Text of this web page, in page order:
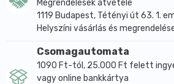
Megrendelések átvétele
1119 Budapest, Tétényi út 63. 1.
Helyszíni vásárlás és
Csomagautomata
1090 Ft-tól, 25.000 Ft felett
vagy online bankkártya